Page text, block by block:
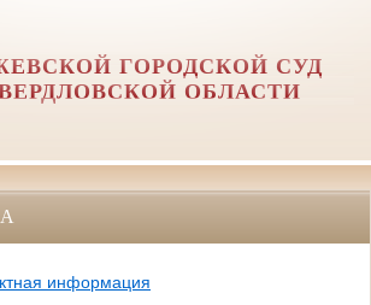
ГОРОДСКОЙ СУД
ОБЛАСТИ
информация